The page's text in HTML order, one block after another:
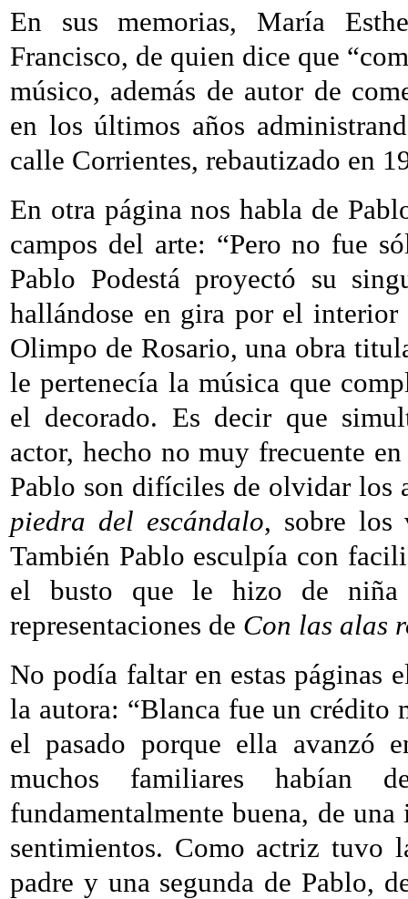
En sus memorias, María
Francisco, de quien dice que
músico, además de autor de
en los últimos años
calle Corrientes, rebautizado en
En otra página nos habla de
campos del arte: “Pero no fue
Pablo Podestá proyectó su
hallándose en gira por el
Olimpo de Rosario, una obra
le pertenecía la música que
el decorado. Es decir que
actor, hecho no muy frecuente
Pablo son difíciles de olvidar los
piedra del escándalo, sobre los
También Pablo esculpía con
el busto que le hizo de niña
representaciones de Con las alas
No podía faltar en estas páginas
la autora: “Blanca fue un crédito
el pasado porque ella avanzó
muchos familiares habían
fundamentalmente buena, de
sentimientos. Como actriz tuvo
padre y una segunda de Pablo,